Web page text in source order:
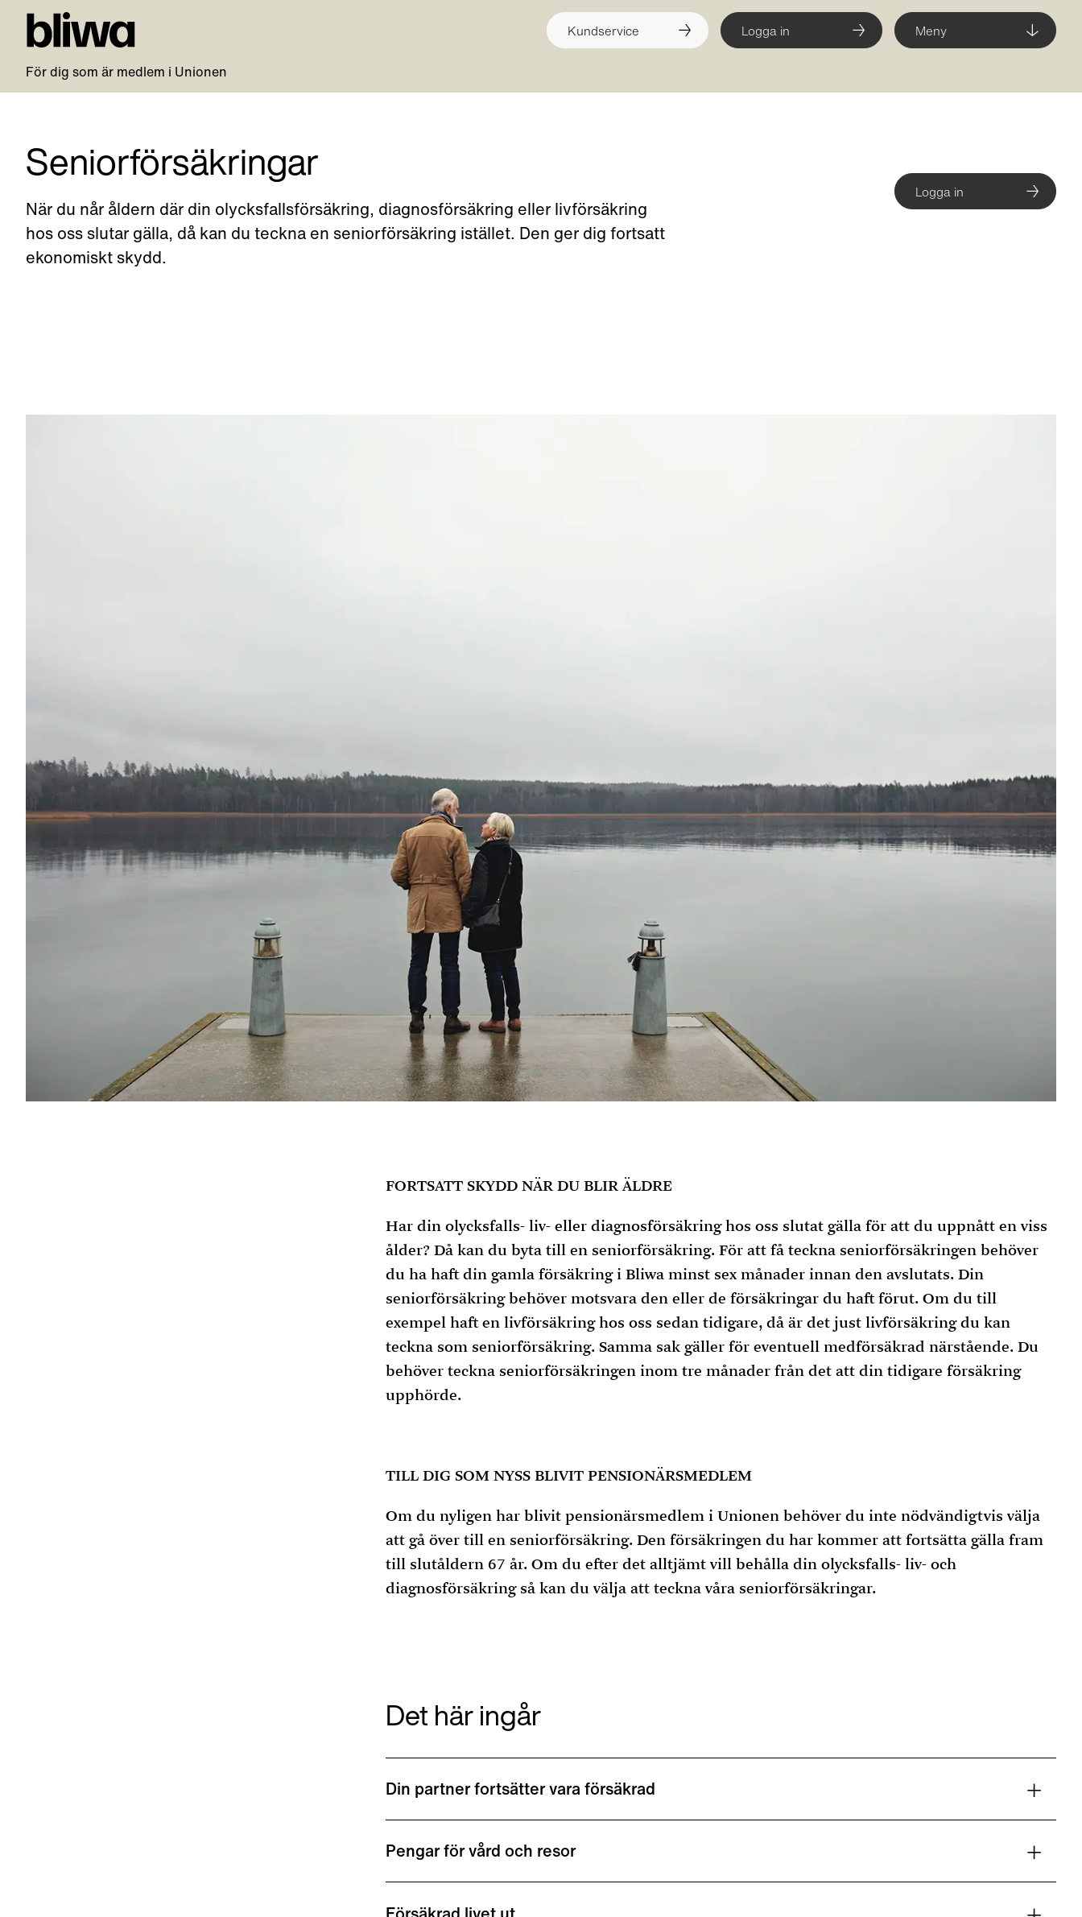
Kundservice Logga in Meny
För dig som är medlem i Unionen
Seniorförsäkringar
När du når åldern där din olycksfallsförsäkring, diagnosförsäkring eller livförsäkring
hos oss slutar gälla, då kan du teckna en seniorförsäkring istället. Den ger dig fortsatt
ekonomiskt skydd.
Logga in
FORTSATT SKYDD NÄR DU BLIR ÄLDRE
Har din olycksfalls- liv- eller diagnosförsäkring hos oss slutat gälla för att du uppnått en viss
ålder? Då kan du byta till en seniorförsäkring. För att få teckna seniorförsäkringen behöver
du ha haft din gamla försäkring i Bliwa minst sex månader innan den avslutats. Din
seniorförsäkring behöver motsvara den eller de försäkringar du haft förut. Om du till
exempel haft en livförsäkring hos oss sedan tidigare, då är det just livförsäkring du kan
teckna som seniorförsäkring. Samma sak gäller för eventuell medförsäkrad närstående. Du
behöver teckna seniorförsäkringen inom tre månader från det att din tidigare försäkring
upphörde.
TILL DIG SOM NYSS BLIVIT PENSIONÄRSMEDLEM
Om du nyligen har blivit pensionärsmedlem i Unionen behöver du inte nödvändigtvis välja
att gå över till en seniorförsäkring. Den försäkringen du har kommer att fortsätta gälla fram
till slutåldern 67 år. Om du efter det alltjämt vill behålla din olycksfalls- liv- och
diagnosförsäkring så kan du välja att teckna våra seniorförsäkringar.
Det här ingår
Din partner fortsätter vara försäkrad
Pengar för vård och resor